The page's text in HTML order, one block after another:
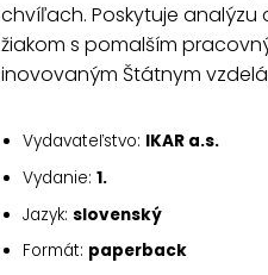
chvíľach. Poskytuje
žiakom s pomalším
inovovaným Štátnym
Vydavateľstvo: IKAR a.s.
Vydanie: 1.
Jazyk: slovenský
Formát: paperback